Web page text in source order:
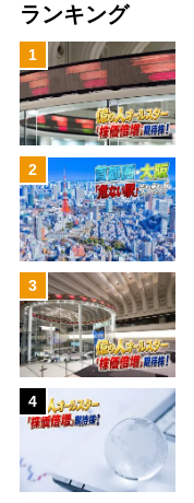
ランキング
1
2
3
4